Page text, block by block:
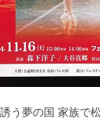
う夢の国 家族で